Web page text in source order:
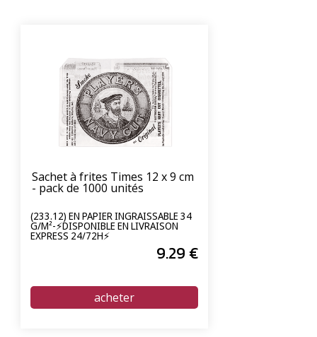
Sachet à frites Times 12 x 9 cm
- pack de 1000 unités
(233.12) EN PAPIER INGRAISSABLE 34
G/M²-⚡DISPONIBLE EN LIVRAISON
EXPRESS 24/72H⚡
9.29 €